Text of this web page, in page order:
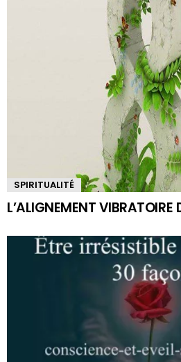
SPIRITUALITÉ
L’ALIGNEMENT